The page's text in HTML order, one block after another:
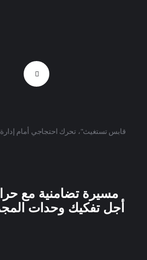
مسيرة تضامنية مع
أجل تفكيك وحدات